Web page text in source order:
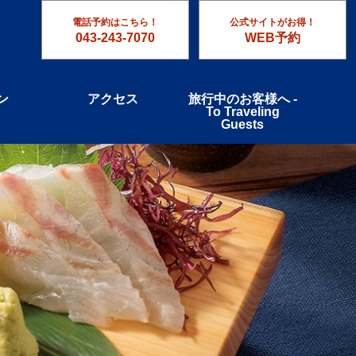
電話予約はこちら！
043-243-7070
公式サイトがお得！
WEB予約
アクセス
旅行中のお客様へ -
To Traveling
Guests